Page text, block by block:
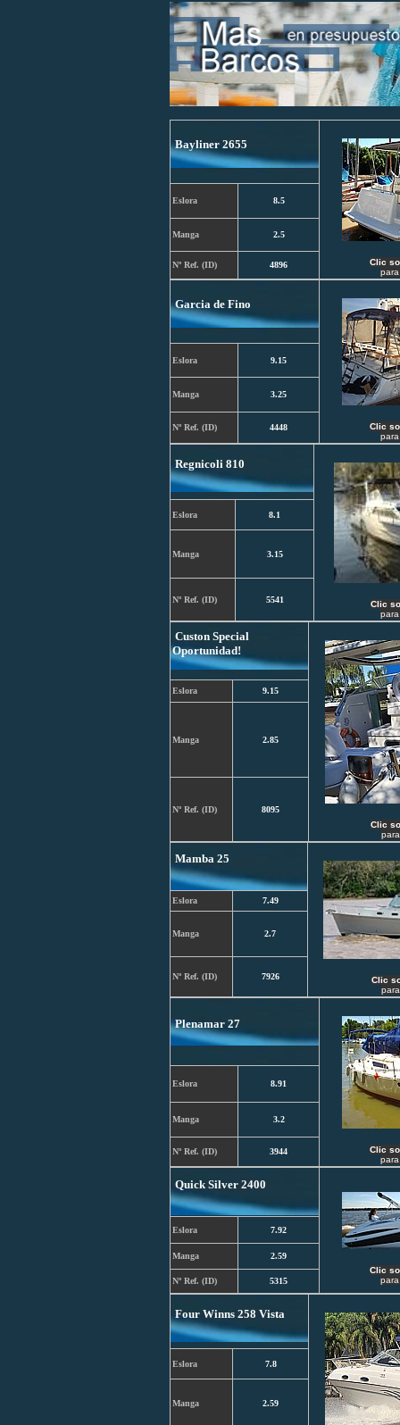
Bayliner 2655
Clic
para
Eslora 8.5
Manga 2.5
Nº Ref. (ID) 4896
Garcia de Fino
Clic
para
Eslora 9.15
Manga 3.25
Nº Ref. (ID) 4448
Regnicoli 810
Clic
para
Eslora 8.1
Manga 3.15
Nº Ref. (ID) 5541
Custon Special
Oportunidad!
Clic
para
Eslora 9.15
Manga 2.85
Nº Ref. (ID) 8095
Mamba 25
Clic
para
Eslora 7.49
Manga 2.7
Nº Ref. (ID) 7926
Plenamar 27
Clic
para
Eslora 8.91
Manga 3.2
Nº Ref. (ID) 3944
Quick Silver 2400
Clic
para
Eslora 7.92
Manga 2.59
Nº Ref. (ID) 5315
Four Winns 258 Vista
Eslora 7.8
Manga 2.59